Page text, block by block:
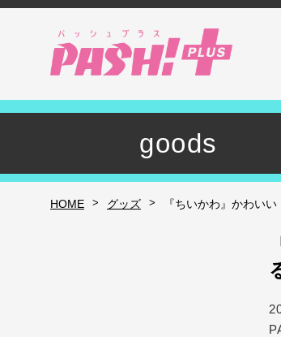
goods
HOME > グッズ > 『ちいかわ』かわい